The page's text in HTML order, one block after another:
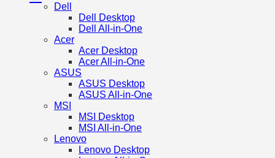
Dell
Dell Desktop
Dell All-in-One
Acer
Acer Desktop
Acer All-in-One
ASUS
ASUS Desktop
ASUS All-in-One
MSI
MSI Desktop
MSI All-in-One
Lenovo
Lenovo Desktop